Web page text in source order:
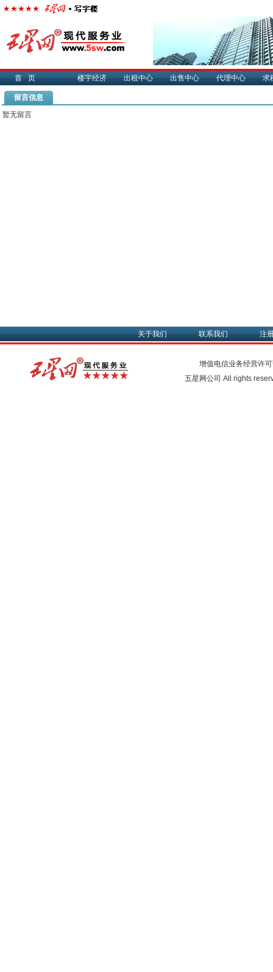
首页 楼宇经济 出租中心 出售中心 代理中心 求
留言信息
暂无留言
关于我们 联系我们 注
增值电信业务经营许
五星网公司 All rights